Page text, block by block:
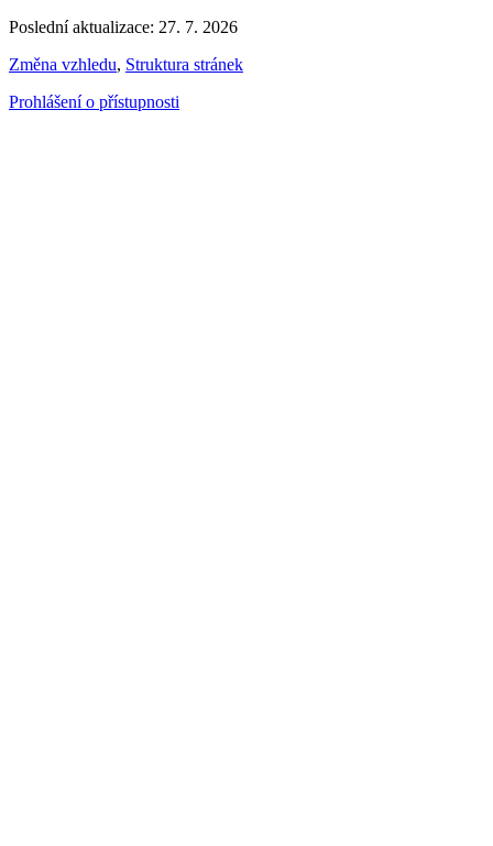
Poslední aktualizace: 27. 7. 2026
Změna vzhledu, Struktura stránek
Prohlášení o přístupnosti